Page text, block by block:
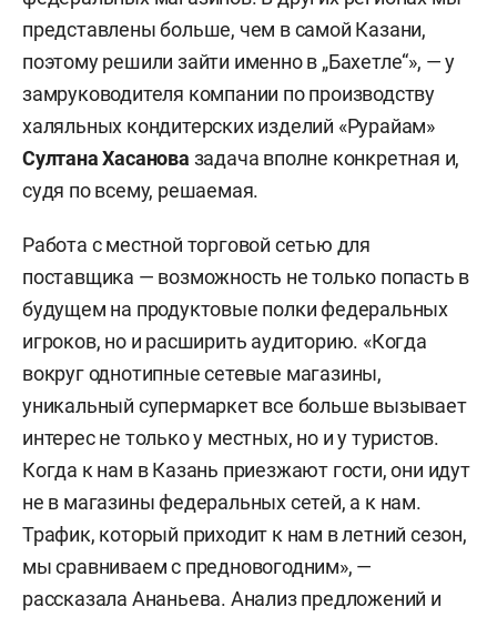
представлены больше, чем в самой Казани,
поэтому решили зайти именно в „Бахетле“», — у
замруководителя компании по производству
халяльных кондитерских изделий «Рурайам»
Султана Хасанова задача вполне конкретная и,
судя по всему, решаемая.
Работа с местной торговой сетью для
поставщика — возможность не только попасть в
будущем на продуктовые полки федеральных
игроков, но и расширить аудиторию. «Когда
вокруг однотипные сетевые магазины,
уникальный супермаркет все больше вызывает
интерес не только у местных, но и у туристов.
Когда к нам в Казань приезжают гости, они идут
не в магазины федеральных сетей, а к нам.
Трафик, который приходит к нам в летний сезон,
мы сравниваем с предновогодним», —
рассказала Ананьева. Анализ предложений и